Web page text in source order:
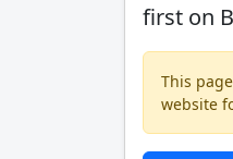
first on
This
website